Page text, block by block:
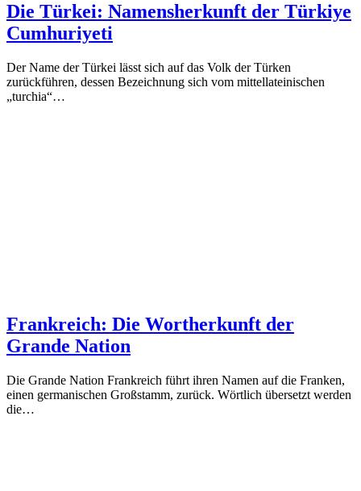
Die Türkei: Namensherkunft der Türkiye
Cumhuriyeti
Der Name der Türkei lässt sich auf das Volk der Türken
zurückführen, dessen Bezeichnung sich vom mittellateinischen
„turchia“…
Frankreich: Die Wortherkunft der
Grande Nation
Die Grande Nation Frankreich führt ihren Namen auf die Franken,
einen germanischen Großstamm, zurück. Wörtlich übersetzt werden
die…